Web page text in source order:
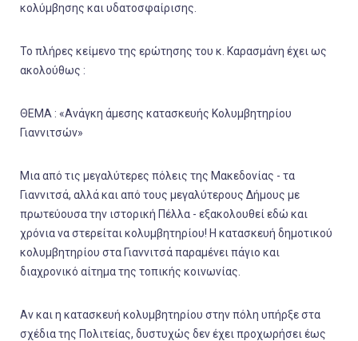
κολύμβησης και υδατοσφαίρισης.
Το πλήρες κείμενο της ερώτησης του κ. Καρασμάνη έχει ως
ακολούθως :
ΘΕΜΑ : «Ανάγκη άμεσης κατασκευής Κολυμβητηρίου
Γιαννιτσών»
Μια από τις μεγαλύτερες πόλεις της Μακεδονίας - τα
Γιαννιτσά, αλλά και από τους μεγαλύτερους Δήμους με
πρωτεύουσα την ιστορική Πέλλα - εξακολουθεί εδώ και
χρόνια να στερείται κολυμβητηρίου! Η κατασκευή δημοτικού
κολυμβητηρίου στα Γιαννιτσά παραμένει πάγιο και
διαχρονικό αίτημα της τοπικής κοινωνίας.
Αν και η κατασκευή κολυμβητηρίου στην πόλη υπήρξε στα
σχέδια της Πολιτείας, δυστυχώς δεν έχει προχωρήσει έως